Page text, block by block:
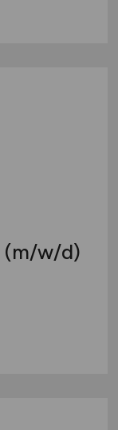
(m/w/d)